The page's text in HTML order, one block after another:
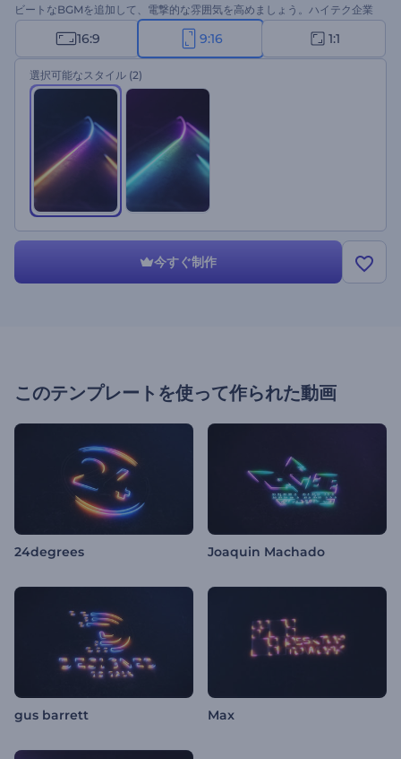
ビートなBGMを追加して、電撃的な雰囲気を高めましょう。ハイテク企業
やサービスのプロモーション、ゲームチャンネルのオープニング、イント
ロやエンディング動画など、クリエイティブなプロジェクトに最適です。
今すぐ作成して、あなたのブランドを輝かせましょう！
16:9 9:16 1:1
選択可能なスタイル (2)
今すぐ制作
このテンプレートを使って作られた動画
24degrees Joaquin Machado
gus barrett Max